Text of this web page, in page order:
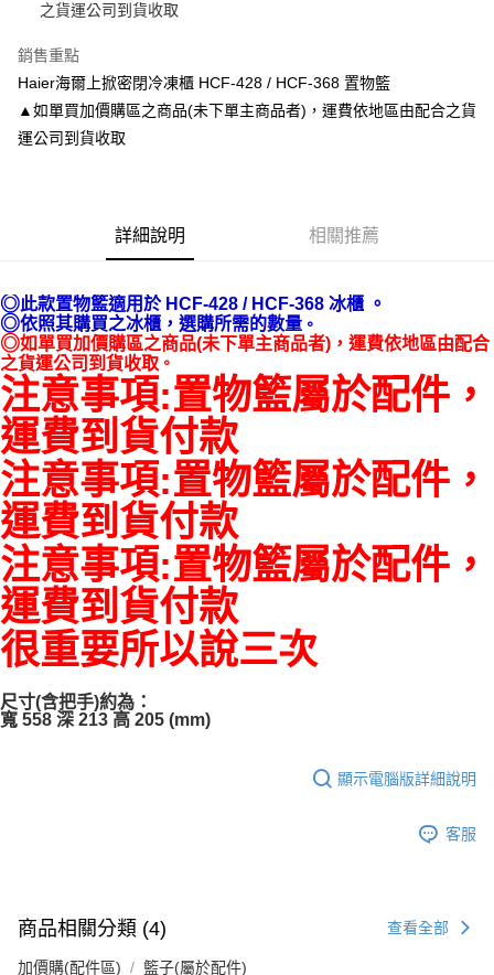
相關說明
【關於「AFTEE先享後付」】
AFTEE先享後付是「在收到商品之後才付款」的支付方式。 讓您購物簡單
便利好安心！
１．簡單：不需註冊會員、不需綁卡、不需儲值。
１．於結帳方式選擇「AFTEE先享後付」後，將跳轉至「AFTEE先享後付」
結帳頁面，進行簡訊認證並確認金額後，即可完成結帳。
３．收到繳費通知簡訊後14天內，點擊此簡訊中的連結，可透過四大超商／
ATM／網路銀行／等多元方式進行付款，方視為交易完成。
※ 請注意：結帳手續完成當下不需立刻繳費，但若您需要取消訂單，請聯絡
購買商品的店家。未經商家同意取消之訂單仍視為有效，需透過AFTEE先享
後付繳納相關費用。
※ 交易是否成功請以「AFTEE先享後付 」之結帳頁面顯示為準，若有關於
是否繳費成功／繳費後需取消欲退款等相關疑問，請聯繫「AFTEE先享後付
客戶支援中心」
https://netprotections.freshdesk.com/support/home
【注意事項】
１．透過由恩沛科技股份有限公司提供之「AFTEE先享後付」服務完成之交
易，需依本服務之必要範圍內提供個人資料，並將交易相關給付款項請求債
權轉讓予恩沛科技股份有限公司。
２．關於個人資料處理事宜，請瀏覽以下網址：
https://aftee.tw/terms/#terms3
３．未成年的使用者請事先徵得法定代理人或監護人之同意方可使用
「AFTEE先享後付」，若未經同意申辦者引起之損失，本公司不負相關責
任。
４．使用「AFTEE先享後付」時，將依據個別帳號之用戶狀況，依本公司即
請求用戶進行身份認證。
５．嚴禁一人註冊多個帳號或使用他人資訊註冊。若發現惡意使用之情形，
運送方式
宅配(請注意配件不含在免運內)
之貨運公司到貨收取
銷售重點
Haier海爾上掀密閉冷凍櫃 HCF-428 / HCF-368 置物籃
▲如單買加價購區之商品(未下單主商品者)，運費依地區由配合之貨
運公司到貨收取
詳細說明 相關推薦
◎此款置物籃適用於 HCF-428 / HCF-368 冰櫃 。
◎依照其購買之冰櫃 ， 選購所需的數量 。
◎如單買加價購區之商品(未下單主商品者) ， 運費依地區由配合
之貨運公司到貨收取 。
注意事項:置物籃屬於配件，
運費到貨付款
注意事項:置物籃屬於配件，
運費到貨付款
注意事項:置物籃屬於配件，
運費到貨付款
很重要所以說三次
尺寸(含把手)約為：
寬 558 深 213 高 205 (mm)
顯示電腦版詳細說明
客服
商品相關分類 (4) 查看全部
加價購(配件區) 籃子(屬於配件)